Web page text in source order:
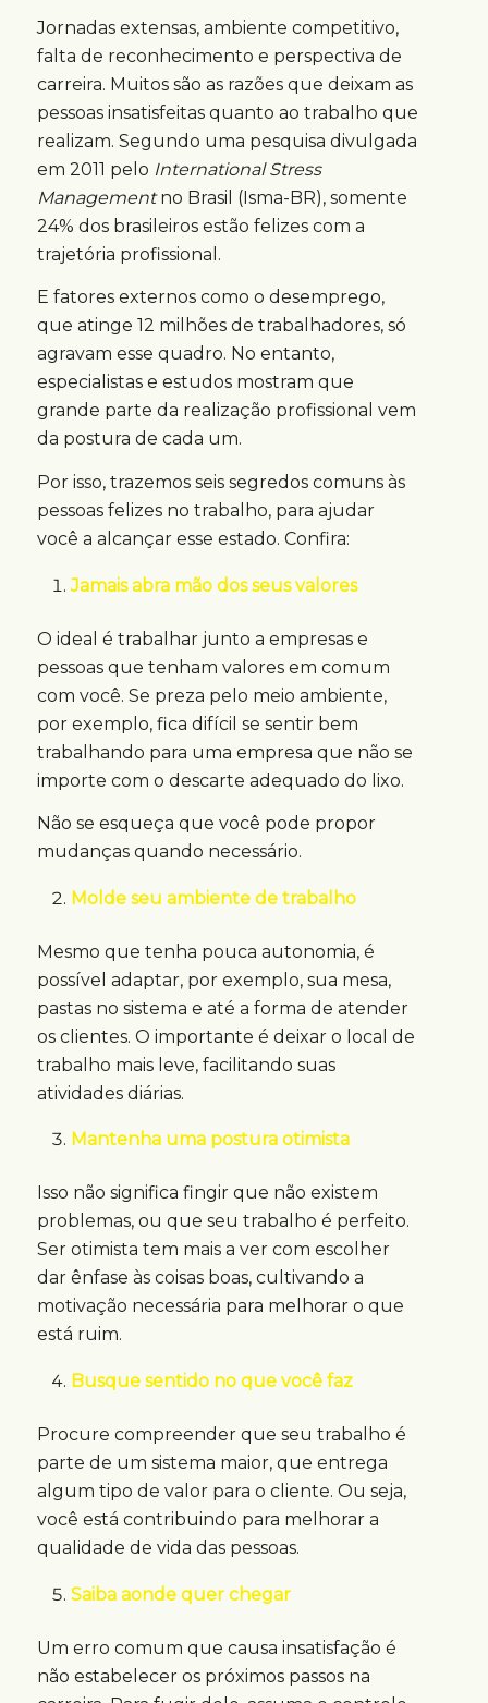
Jornadas extensas, ambiente competitivo,
falta de reconhecimento e perspectiva de
carreira. Muitos são as razões que deixam as
pessoas insatisfeitas quanto ao trabalho que
realizam. Segundo uma pesquisa divulgada
em 2011 pelo International Stress
Managementno Brasil (Isma-BR), somente
24% dos brasileiros estão felizes com a
trajetória profissional.
E fatores externos como o desemprego,
que atinge 12 milhões de trabalhadores, só
agravam esse quadro. No entanto,
especialistas e estudos mostram que
grande parte da realização profissional vem
da postura de cada um.
Por isso, trazemos seis segredos comuns às
pessoas felizes no trabalho, para ajudar
você a alcançar esse estado. Confira:
Jamais abra mão dos seus valores
O ideal é trabalhar junto a empresas e
pessoas que tenham valores em comum
com você. Se preza pelo meio ambiente,
por exemplo, fica difícil se sentir bem
trabalhando para uma empresa que não se
importe com o descarte adequado do lixo.
Não se esqueça que você pode propor
mudanças quando necessário.
Molde seu ambiente de trabalho
Mesmo que tenha pouca autonomia, é
possível adaptar, por exemplo, sua mesa,
pastas no sistema e até a forma de atender
os clientes. O importante é deixar o local de
trabalho mais leve, facilitando suas
atividades diárias.
Mantenha uma postura otimista
Isso não significa fingir que não existem
problemas, ou que seu trabalho é perfeito.
Ser otimista tem mais a ver com escolher
dar ênfase às coisas boas, cultivando a
motivação necessária para melhorar o que
está ruim.
Busque sentido no que você faz
Procure compreender que seu trabalho é
parte de um sistema maior, que entrega
algum tipo de valor para o cliente. Ou seja,
você está contribuindo para melhorar a
qualidade de vida das pessoas.
Saiba aonde quer chegar
Um erro comum que causa insatisfação é
não estabelecer os próximos passos na